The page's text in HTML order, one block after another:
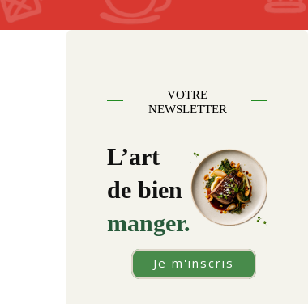
VOTRE
NEWSLETTER
L’art
de bien
manger.
Je m'inscris